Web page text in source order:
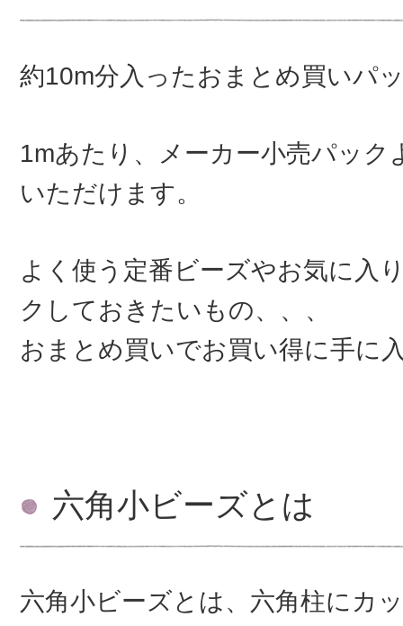
約10m分入ったおまとめ買いパ
1mあたり、メーカー小売パック
いただけます。
よく使う定番ビーズやお気に入
クしておきたいもの、、、
おまとめ買いでお買い得に手に
六角小ビーズとは
六角小ビーズとは、六角柱にカ